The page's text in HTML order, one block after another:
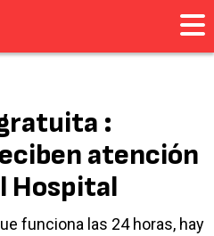
:
atención
Hospital
funciona las 24 horas, hay